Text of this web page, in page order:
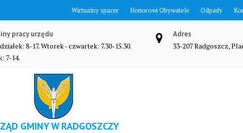
Wirtualny spacer Honorowi Obywatele Odpady
pracy urzędu
8-17. Wtorek - czwartek: 7.30-15.30.
7-14.
Adres
33-207 Radgoszcz,
GMINY W RADGOSZCZY